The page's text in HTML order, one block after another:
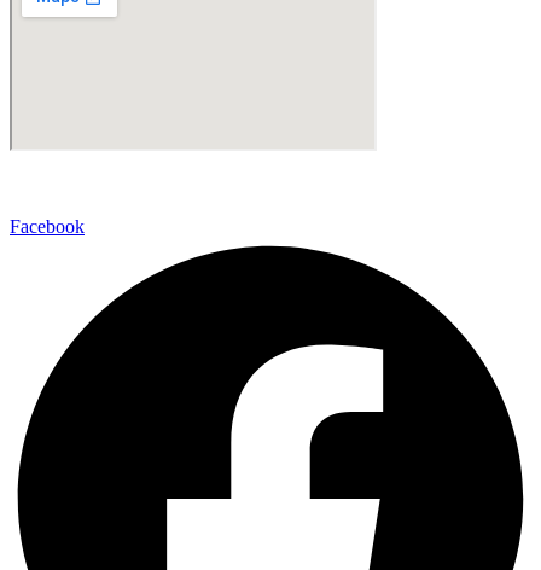
Facebook